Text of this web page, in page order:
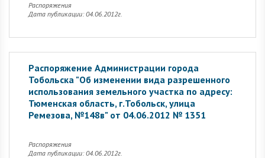
Распоряжения
Дата публикации: 04.06.2012г.
Распоряжение Администрации города
Тобольска "Об изменении вида разрешенного
использования земельного участка по адресу:
Тюменская область, г.Тобольск, улица
Ремезова, №148в" от 04.06.2012 № 1351
Распоряжения
Дата публикации: 04.06.2012г.